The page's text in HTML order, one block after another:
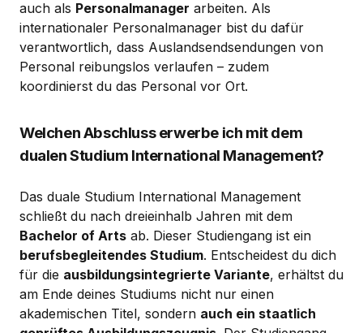
auch als Personalmanager arbeiten. Als
internationaler Personalmanager bist du dafür
verantwortlich, dass Auslandsendsendungen von
Personal reibungslos verlaufen – zudem
koordinierst du das Personal vor Ort.
Welchen Abschluss erwerbe ich mit dem
dualen Studium International Management?
Das duale Studium International Management
schließt du nach dreieinhalb Jahren mit dem
Bachelor of Arts ab. Dieser Studiengang ist ein
berufsbegleitendes Studium. Entscheidest du dich
für die ausbildungsintegrierte Variante, erhältst du
am Ende deines Studiums nicht nur einen
akademischen Titel, sondern auch ein staatlich